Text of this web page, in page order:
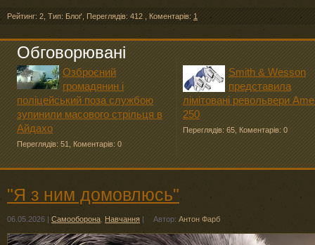
Рейтинг: 2 Тип: Блоґ Переглядів: 412 Коментарів: 1
Обговорювані
Озброєний
громадянин і
поліцейський поза службою
зупинили масового стрільця в
Айдахо
Переглядів: 51 Коментарів: 0
Smith & Wesson
представила
лімітовані револьвери
250
Переглядів: 65 Коментарів: 0
"Я з ним домовлюсь"
06.05.2026 |Самооборона Навчання | Автор: Антон Фарб